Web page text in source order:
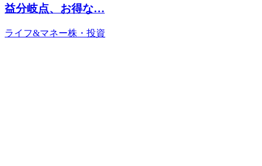
益分岐点、お得な…
ライフ&マネー株・投資